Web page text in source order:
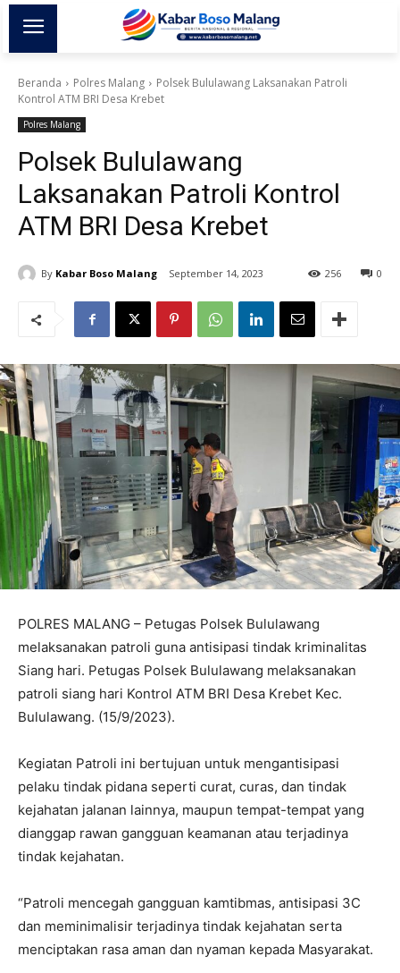
Beranda Polres Malang
Polsek Bululawang Laksanakan Patroli
Kontrol ATM BRI Desa Krebet
Polres Malang
Polsek Bululawang
Laksanakan Patroli Kontrol
ATM BRI Desa Krebet
By Kabar Boso Malang September 14, 2023 0
256
POLRES MALANG – Petugas Polsek Bululawang
melaksanakan patroli guna antisipasi tindak kriminalitas
Siang hari. Petugas Polsek Bululawang melaksanakan
patroli siang hari Kontrol ATM BRI Desa Krebet Kec.
Bululawang. (15/9/2023).
Kegiatan Patroli ini bertujuan untuk mengantisipasi
pelaku tindak pidana seperti curat, curas, dan tindak
kejahatan jalanan lainnya, maupun tempat-tempat yang
dianggap rawan gangguan keamanan atau terjadinya
tindak kejahatan.
“Patroli mencegah gangguan kamtibmas, antisipasi 3C
dan meminimalisir terjadinya tindak kejahatan serta
menciptakan rasa aman dan nyaman kepada Masyarakat.